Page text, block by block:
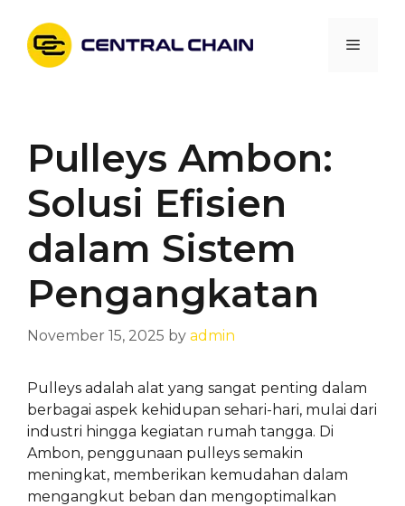
content
Menu
Pulleys Ambon:
Solusi Efisien
dalam Sistem
Pengangkatan
November 15, 2025 by admin
Pulleys adalah alat yang sangat penting dalam
berbagai aspek kehidupan sehari-hari, mulai dari
industri hingga kegiatan rumah tangga. Di
Ambon, penggunaan pulleys semakin
meningkat, memberikan kemudahan dalam
mengangkut beban dan mengoptimalkan